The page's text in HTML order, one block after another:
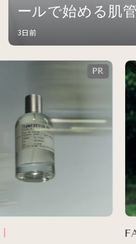
ールで始める肌
3日前